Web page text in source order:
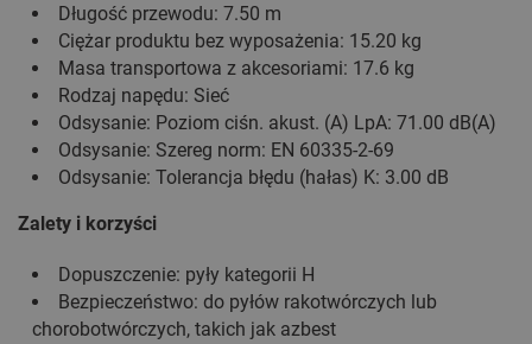
Długość przewodu: 7.50 m
Ciężar produktu bez wyposażenia: 15.20 kg
Masa transportowa z akcesoriami: 17.6 kg
Rodzaj napędu: Sieć
Odsysanie: Poziom ciśn. akust. (A) LpA: 71.00 dB(A)
Odsysanie: Szereg norm: EN 60335-2-69
Odsysanie: Tolerancja błędu (hałas) K: 3.00 dB
Zalety i korzyści
Dopuszczenie: pyły kategorii H
Bezpieczeństwo: do pyłów rakotwórczych lub
chorobotwórczych, takich jak azbest